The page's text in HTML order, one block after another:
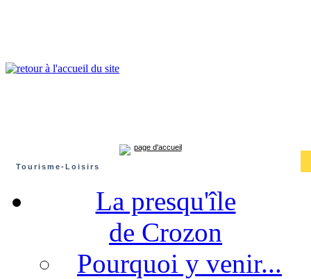
page d'accueil
Tourisme-Loisirs
La presqu'île
de Crozon
Pourquoi y venir...